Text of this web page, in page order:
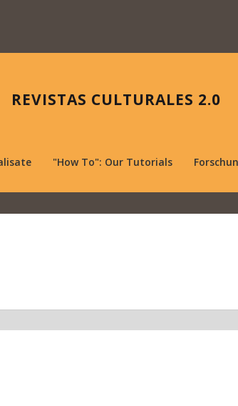
REVISTAS CULTURALES 2.0
"How To": Our Tutorials